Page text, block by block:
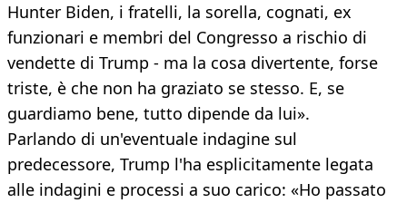
Hunter Biden, i fratelli, la sorella, cognati, ex
funzionari e membri del Congresso a rischio di
vendette di Trump - ma la cosa divertente, forse
triste, è che non ha graziato se stesso. E, se
guardiamo bene, tutto dipende da lui».
Parlando di un'eventuale indagine sul
predecessore, Trump l'ha esplicitamente legata
alle indagini e processi a suo carico: «Ho passato